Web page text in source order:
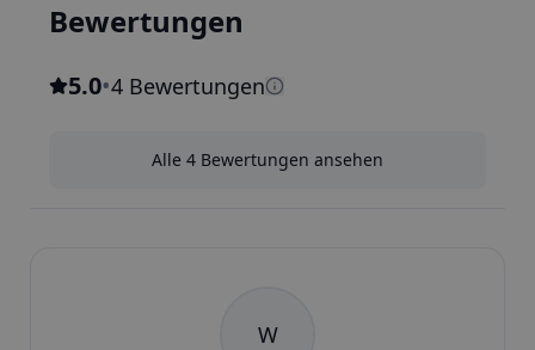
Bewertungen
5.0•4 Bewertungen
Alle 4 Bewertungen ansehen
W